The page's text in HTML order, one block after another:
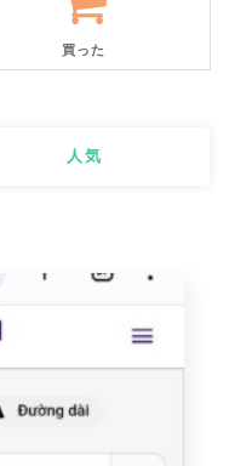
買った
人気